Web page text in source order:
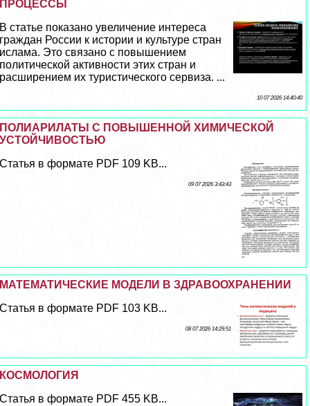
ПРОЦЕССЫ
В статье показано увеличение интереса
граждан России к истории и культуре стран
ислама. Это связано с повышением
политической активности этих стран и
расширением их туристического сервиза. ...
10 07 2026 14:40:40
ПОЛИАРИЛАТЫ С ПОВЫШЕННОЙ ХИМИЧЕСКОЙ
УСТОЙЧИВОСТЬЮ
Статья в формате PDF 109 KB...
09 07 2026 3:43:43
МАТЕМАТИЧЕСКИЕ МОДЕЛИ В ЗДРАВООХРАНЕНИИ
Статья в формате PDF 103 KB...
08 07 2026 14:29:51
КОСМОЛОГИЯ
Статья в формате PDF 455 KB...